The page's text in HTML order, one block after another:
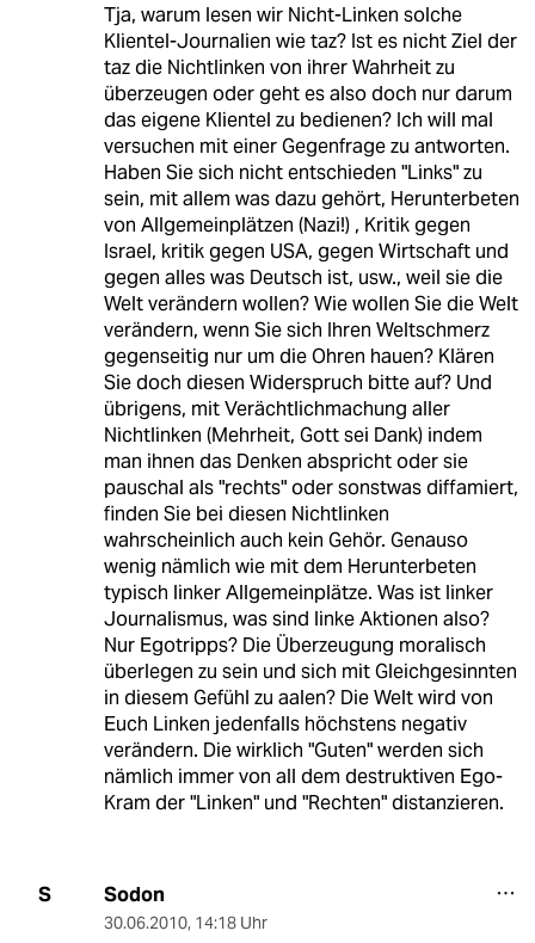
Tja, warum lesen wir Nicht-Linken solche
Klientel-Journalien wie taz? Ist es nicht Ziel der
taz die Nichtlinken von ihrer Wahrheit zu
überzeugen oder geht es also doch nur darum
das eigene Klientel zu bedienen? Ich will mal
versuchen mit einer Gegenfrage zu antworten.
Haben Sie sich nicht entschieden "Links" zu
sein, mit allem was dazu gehört, Herunterbeten
von Allgemeinplätzen (Nazi!) , Kritik gegen
Israel, kritik gegen USA, gegen Wirtschaft und
gegen alles was Deutsch ist, usw., weil sie die
Welt verändern wollen? Wie wollen Sie die Welt
verändern, wenn Sie sich Ihren Weltschmerz
gegenseitig nur um die Ohren hauen? Klären
Sie doch diesen Widerspruch bitte auf? Und
übrigens, mit Verächtlichmachung aller
Nichtlinken (Mehrheit, Gott sei Dank) indem
man ihnen das Denken abspricht oder sie
pauschal als "rechts" oder sonstwas diffamiert,
finden Sie bei diesen Nichtlinken
wahrscheinlich auch kein Gehör. Genauso
wenig nämlich wie mit dem Herunterbeten
typisch linker Allgemeinplätze. Was ist linker
Journalismus, was sind linke Aktionen also?
Nur Egotripps? Die Überzeugung moralisch
überlegen zu sein und sich mit Gleichgesinnten
in diesem Gefühl zu aalen? Die Welt wird von
Euch Linken jedenfalls höchstens negativ
verändern. Die wirklich "Guten" werden sich
nämlich immer von all dem destruktiven Ego-
Kram der "Linken" und "Rechten" distanzieren.
S Sodon
30.06.2010, 14:18 Uhr